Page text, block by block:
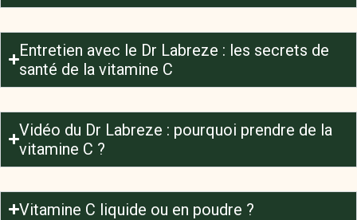
Entretien avec le Dr Labreze : les secrets de
santé de la vitamine C
Vidéo du Dr Labreze : pourquoi prendre de la
vitamine C ?
Vitamine C liquide ou en poudre ?